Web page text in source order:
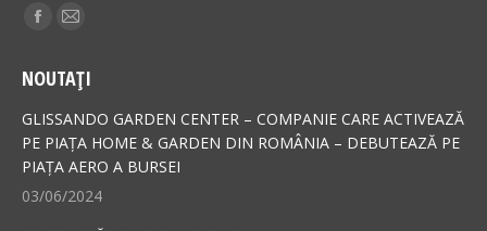
Find us on:
Facebook
opens
in
new
window
Mail
opens
in
new
window
NOUTAȚI
GLISSANDO GARDEN CENTER – COMPANIE CARE ACTIVEAZĂ
PE PIAȚA HOME & GARDEN DIN ROMÂNIA – DEBUTEAZĂ PE
PIAȚA AERO A BURSEI
03/06/2024